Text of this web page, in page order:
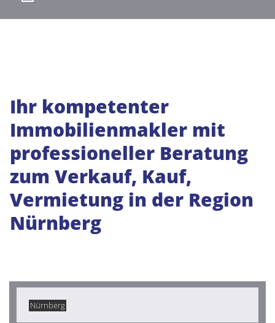
Ihr kompetenter
Immobilienmakler mit
professioneller Beratung
zum Verkauf, Kauf,
Vermietung in der Region
Nürnberg
Nürnberg